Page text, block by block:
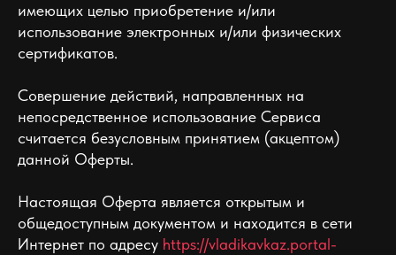
имеющих целью приобретение и/или
использование электронных и/или физических
сертификатов.
Совершение действий, направленных на
непосредственное использование Сервиса
считается безусловным принятием (акцептом)
данной Оферты.
Настоящая Оферта является открытым и
общедоступным документом и находится в сети
Интернет по адресу https://vladikavkaz.portal-